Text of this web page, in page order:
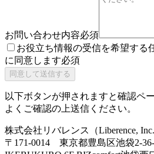
お問い合わせ内容必須
お役立ち情報の受信を希望する
に同意します必須
同意して送信する
以下ボタンが押されますと確認ペ
よくご確認の上送信ください。
株式会社リバレンス （Liberence, Inc.
〒 171-0014 東京都豊島区池袋2-